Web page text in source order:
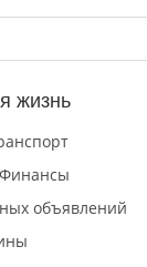
жизнь
объявлений